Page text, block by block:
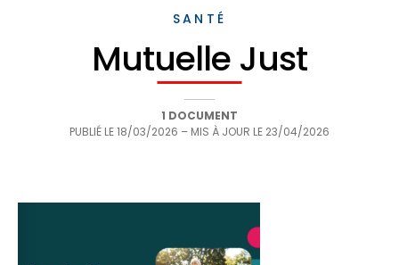
SANTÉ
Mutuelle Just
1 DOCUMENT
PUBLIÉ LE18/03/2026 – MIS À JOUR LE 23/04/2026